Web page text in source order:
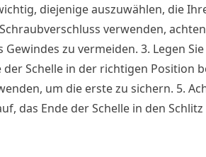
diejenige auszuwählen, die
verwenden,
zu vermeiden. 3. Legen
Schelle in der richtigen Position
um die erste zu sichern. 5.
das Ende der Schelle in den Schlitz